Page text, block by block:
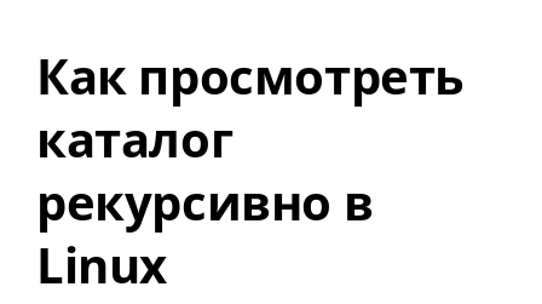
Как просмотреть
каталог
рекурсивно в
Linux